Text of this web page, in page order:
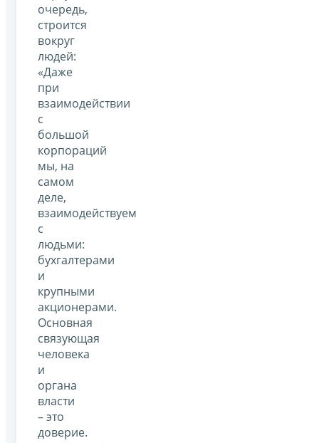
очередь,
строится
вокруг
людей:
«Даже
при
взаимодействии
с
большой
корпораций
мы, на
самом
деле,
взаимодействуем
с
людьми:
бухгалтерами
и
крупными
акционерами.
Основная
связующая
человека
и
органа
власти
– это
доверие.